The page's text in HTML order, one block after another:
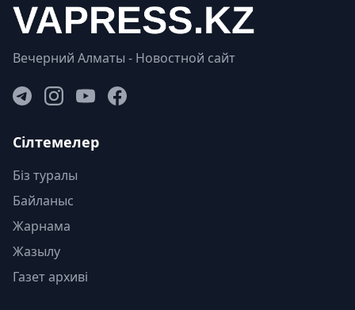
Вечерний Алматы - Новостной сайт
Сілтемелер
Біз туралы
Байланыс
Жарнама
Жазылу
Газет архиві